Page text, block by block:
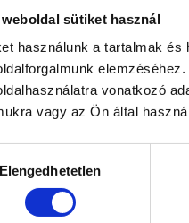
weboldal sütiket használ
használunk a tartalmak
vonatkozó
vagy az Ön által
Elengedhetetlen